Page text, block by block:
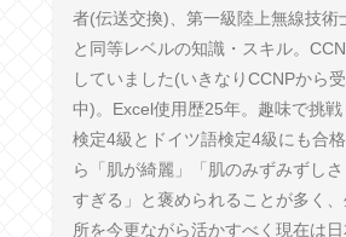
者(伝送交換)、第一級陸上無線技術
と同等レベルの知識・スキル。
していました(いきなりCCNPから
中)。Excel使用歴25年。趣味で挑
検定4級とドイツ語検定4級にも合
ら「肌が綺麗」「肌のみずみずし
すぎる」と褒められることが多く
所を今更ながら活かすべく現在は